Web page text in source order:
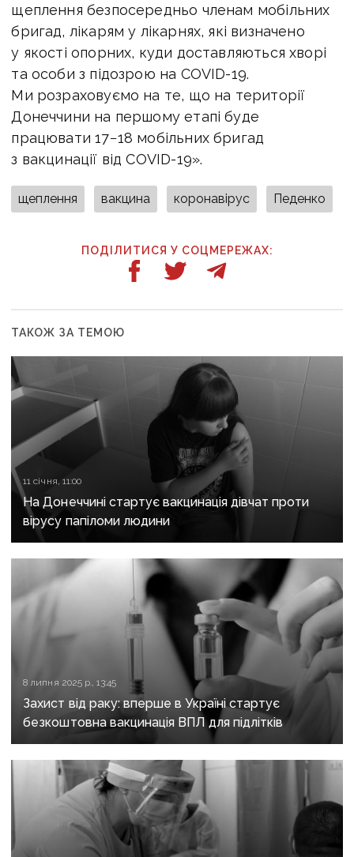
щеплення безпосередньо членам мобільних
бригад, лікарям у лікарнях, які визначено
у якості опорних, куди доставляються хворі
та особи з підозрою на COVID-19.
Ми розраховуємо на те, що на території
Донеччини на першому етапі буде
працювати 17−18 мобільних бригад
з вакцинації від COVID-19».
щеплення вакцина коронавірус Педенко
ПОДІЛИТИСЯ У СОЦМЕРЕЖАХ:
ТАКОЖ ЗА ТЕМОЮ
11 січня, 11:00
На Донеччині стартує вакцинація дівчат проти
вірусу папіломи людини
8 липня 2025 р., 13:45
Захист від раку: вперше в Україні стартує
безкоштовна вакцинація ВПЛ для підлітків